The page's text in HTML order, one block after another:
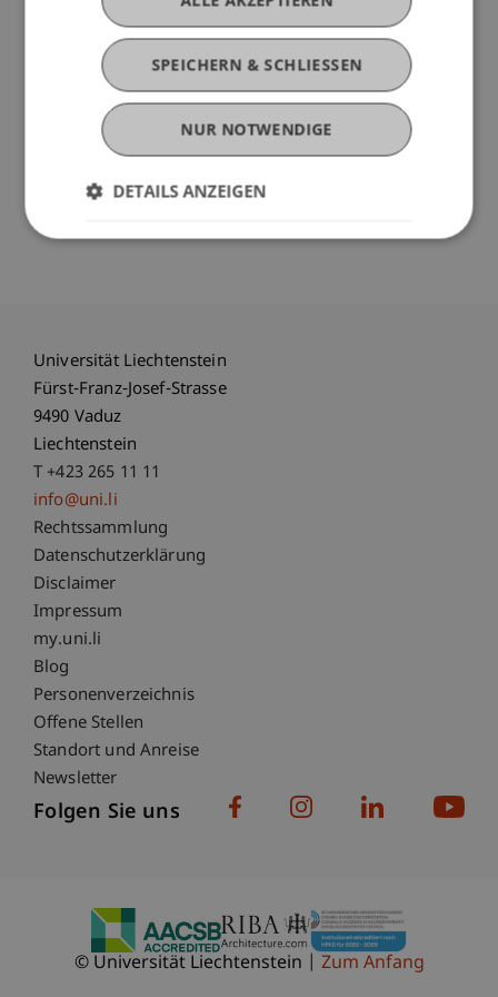
Sichern Sie sich ihren Platz beim Forum am 01.
und 02. Oktober 2015 in Bad Ragaz und/ oder bei
der hochrangig besetzten Verleihung der „ROLE
MODEL AWARD“ am Abend des 1. Oktobers, wenn
prominente Köpfe, Vereine und Organisationen
im Rahmen eines exquisiten Gala-Menüs aus der
Universität Liechtenstein
Fürst-Franz-Josef-Strasse
9490 Vaduz
Liechtenstein
T +423 265 11 11
info@uni.li
Fußzeile Rechtliche Hinweise
Rechtssammlung
Datenschutzerklärung
Disclaimer
Impressum
Fußzeile Subdomain-Verzeichnis
my.uni.li
Blog
Personenverzeichnis
Offene Stellen
Standort und Anreise
Newsletter
Folgen Sie uns
© Universität Liechtenstein Zum Anfang
SPEICHERN & SCHLIESSEN
NUR NOTWENDIGE
DETAILS ANZEIGEN